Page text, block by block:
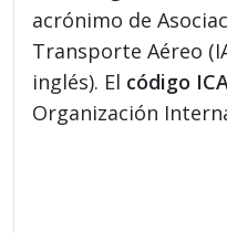
acrónimo de
Transporte Aéreo
inglés). El código
Organización